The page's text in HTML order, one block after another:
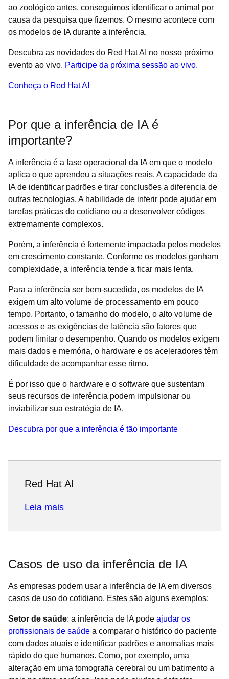
ao zoológico antes, conseguimos identificar o animal por
causa da pesquisa que fizemos. O mesmo acontece com
os modelos de IA durante a inferência.
Descubra as novidades do Red Hat AI no nosso próximo
evento ao vivo. Participe da próxima sessão ao vivo.
Conheça o Red Hat AI
Por que a inferência de IA é
importante?
A inferência é a fase operacional da IA em que o modelo
aplica o que aprendeu a situações reais. A capacidade da
IA de identificar padrões e tirar conclusões a diferencia de
outras tecnologias. A habilidade de inferir pode ajudar em
tarefas práticas do cotidiano ou a desenvolver códigos
extremamente complexos.
Porém, a inferência é fortemente impactada pelos modelos
em crescimento constante. Conforme os modelos ganham
complexidade, a inferência tende a ficar mais lenta.
Para a inferência ser bem-sucedida, os modelos de IA
exigem um alto volume de processamento em pouco
tempo. Portanto, o tamanho do modelo, o alto volume de
acessos e as exigências de latência são fatores que
podem limitar o desempenho. Quando os modelos exigem
mais dados e memória, o hardware e os aceleradores têm
dificuldade de acompanhar esse ritmo.
É por isso que o hardware e o software que sustentam
seus recursos de inferência podem impulsionar ou
inviabilizar sua estratégia de IA.
Descubra por que a inferência é tão importante
Red Hat AI
Leia mais
Casos de uso da inferência de IA
As empresas podem usar a inferência de IA em diversos
casos de uso do cotidiano. Estes são alguns exemplos:
Setor de saúde: a inferência de IA pode ajudar os
profissionais de saúde a comparar o histórico do paciente
com dados atuais e identificar padrões e anomalias mais
rápido do que humanos. Como, por exemplo, uma
alteração em uma tomografia cerebral ou um batimento a